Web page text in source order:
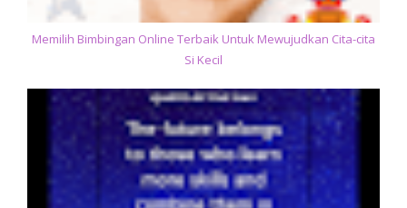
Memilih Bimbingan Online Terbaik Untuk Mewujudkan Cita-cita
Si Kecil